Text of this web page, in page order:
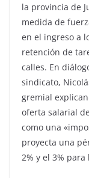
la provincia de
medida de
en el ingreso a
retención de
calles. En
sindicato,
gremial
oferta salarial
como una
proyecta una
2% y el 3%